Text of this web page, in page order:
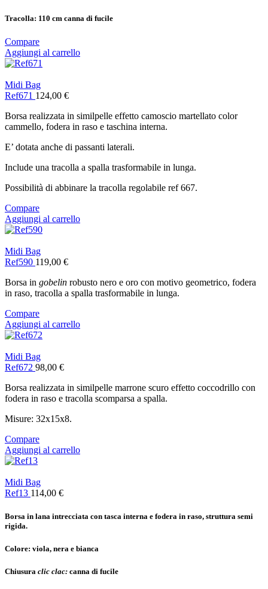
Tracolla: 110 cm canna di fucile
Compare
Aggiungi al carrello
Midi Bag
Ref671 124,00 €
Borsa realizzata in similpelle effetto camoscio martellato color
cammello, fodera in raso e taschina interna.
E’ dotata anche di passanti laterali.
Include una tracolla a spalla trasformabile in lunga.
Possibilità di abbinare la tracolla regolabile ref 667.
Compare
Aggiungi al carrello
Midi Bag
Ref590 119,00 €
Borsa in gobelin robusto nero e oro con motivo geometrico, fodera
in raso, tracolla a spalla trasformabile in lunga.
Compare
Aggiungi al carrello
Midi Bag
Ref672 98,00 €
Borsa realizzata in similpelle marrone scuro effetto coccodrillo con
fodera in raso e tracolla scomparsa a spalla.
Misure: 32x15x8.
Compare
Aggiungi al carrello
Midi Bag
Ref13 114,00 €
Borsa in lana intrecciata con tasca interna e fodera in raso, struttura semi
rigida.
Colore: viola, nera e bianca
Chiusura clic clac: canna di fucile